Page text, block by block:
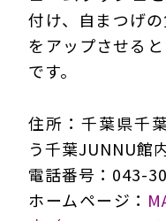
付け、自まつげ
をアップさせる
です。
住所：千葉県千
う千葉JUNNU館
電話番号：043-
ホームページ：